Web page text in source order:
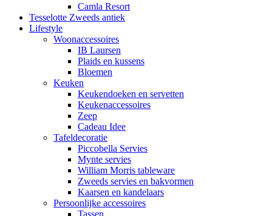
Camla Resort
Tesselotte Zweeds antiek
Lifestyle
Woonaccessoires
IB Laursen
Plaids en kussens
Bloemen
Keuken
Keukendoeken en servetten
Keukenaccessoires
Zeep
Cadeau Idee
Tafeldecoratie
Piccobella Servies
Mynte servies
William Morris tableware
Zweeds servies en bakvormen
Kaarsen en kandelaars
Persoonlijke accessoires
Tassen